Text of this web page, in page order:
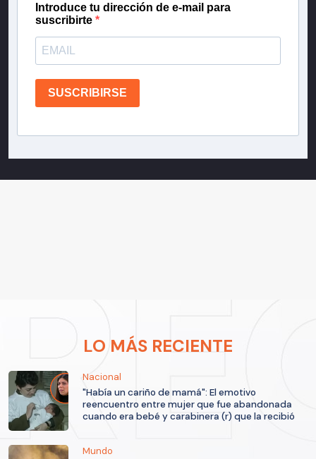
Introduce tu dirección de e-mail para
suscribirte
SUSCRIBIRSE
LO MÁS RECIENTE
Nacional
"Había un cariño de mamá": El emotivo
reencuentro entre mujer que fue abandonada
cuando era bebé y carabinera (r) que la recibió
Mundo